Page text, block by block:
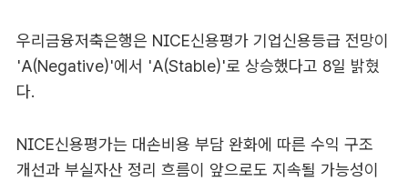
우리금융저축은행은 NICE신용평가 기업신용등급 전망이
'A(Negative)'에서 'A(Stable)'로 상승했다고 8일 밝혔
다.
NICE신용평가는 대손비용 부담 완화에 따른 수익 구조
개선과 부실자산 정리 흐름이 앞으로도 지속될 가능성이